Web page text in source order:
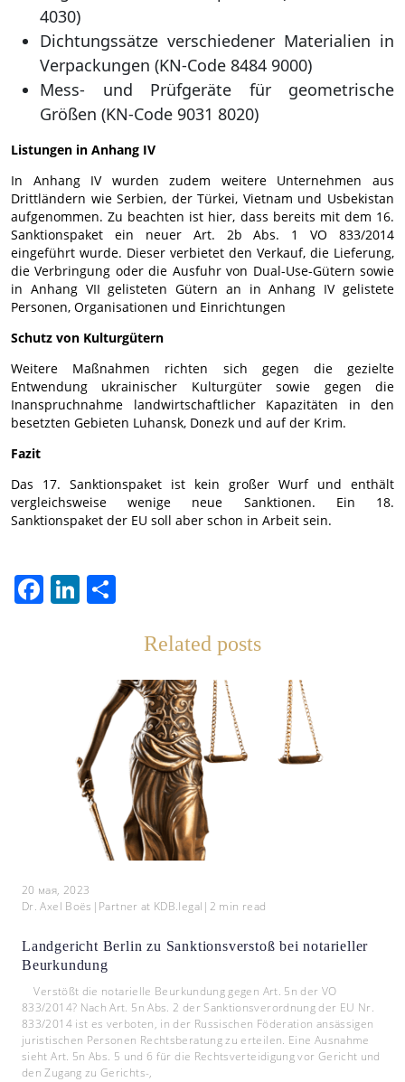
4030)
Dichtungssätze verschiedener Materialien in
Verpackungen (KN-Code 8484 9000)
Mess- und Prüfgeräte für geometrische
Größen (KN-Code 9031 8020)
Listungen in Anhang IV
In Anhang IV wurden zudem weitere Unternehmen aus
Drittländern wie Serbien, der Türkei, Vietnam und Usbekistan
aufgenommen. Zu beachten ist hier, dass bereits mit dem 16.
Sanktionspaket ein neuer Art. 2b Abs. 1 VO 833/2014
eingeführt wurde. Dieser verbietet den Verkauf, die Lieferung,
die Verbringung oder die Ausfuhr von Dual-Use-Gütern sowie
in Anhang VII gelisteten Gütern an in Anhang IV gelistete
Personen, Organisationen und Einrichtungen
Schutz von Kulturgütern
Weitere Maßnahmen richten sich gegen die gezielte
Entwendung ukrainischer Kulturgüter sowie gegen die
Inanspruchnahme landwirtschaftlicher Kapazitäten in den
besetzten Gebieten Luhansk, Donezk und auf der Krim.
Fazit
Das 17. Sanktionspaket ist kein großer Wurf und enthält
vergleichsweise wenige neue Sanktionen. Ein 18.
Sanktionspaket der EU soll aber schon in Arbeit sein.
FacebookLinkedIn
Related posts
20 мая, 2023
Dr. Axel Boës | Partner at KDB.legal | 2 min read
Landgericht Berlin zu Sanktionsverstoß bei notarieller
Beurkundung
Verstößt die notarielle Beurkundung gegen Art. 5n der VO
833/2014? Nach Art. 5n Abs. 2 der Sanktionsverordnung der EU Nr.
833/2014 ist es verboten, in der Russischen Föderation ansässigen
juristischen Personen Rechtsberatung zu erteilen. Eine Ausnahme
sieht Art. 5n Abs. 5 und 6 für die Rechtsverteidigung vor Gericht und
den Zugang zu Gerichts-,